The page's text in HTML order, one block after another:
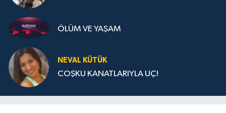
ÖLÜM VE YAŞAM
NEVAL KÜTÜK
COŞKU KANATLARIYLA UÇ!